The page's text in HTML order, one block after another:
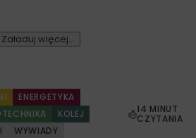
Załaduj więcej...
ENERGETYKA
KOLEJ
WYWIADY
14 MINUT
CZYTANIA